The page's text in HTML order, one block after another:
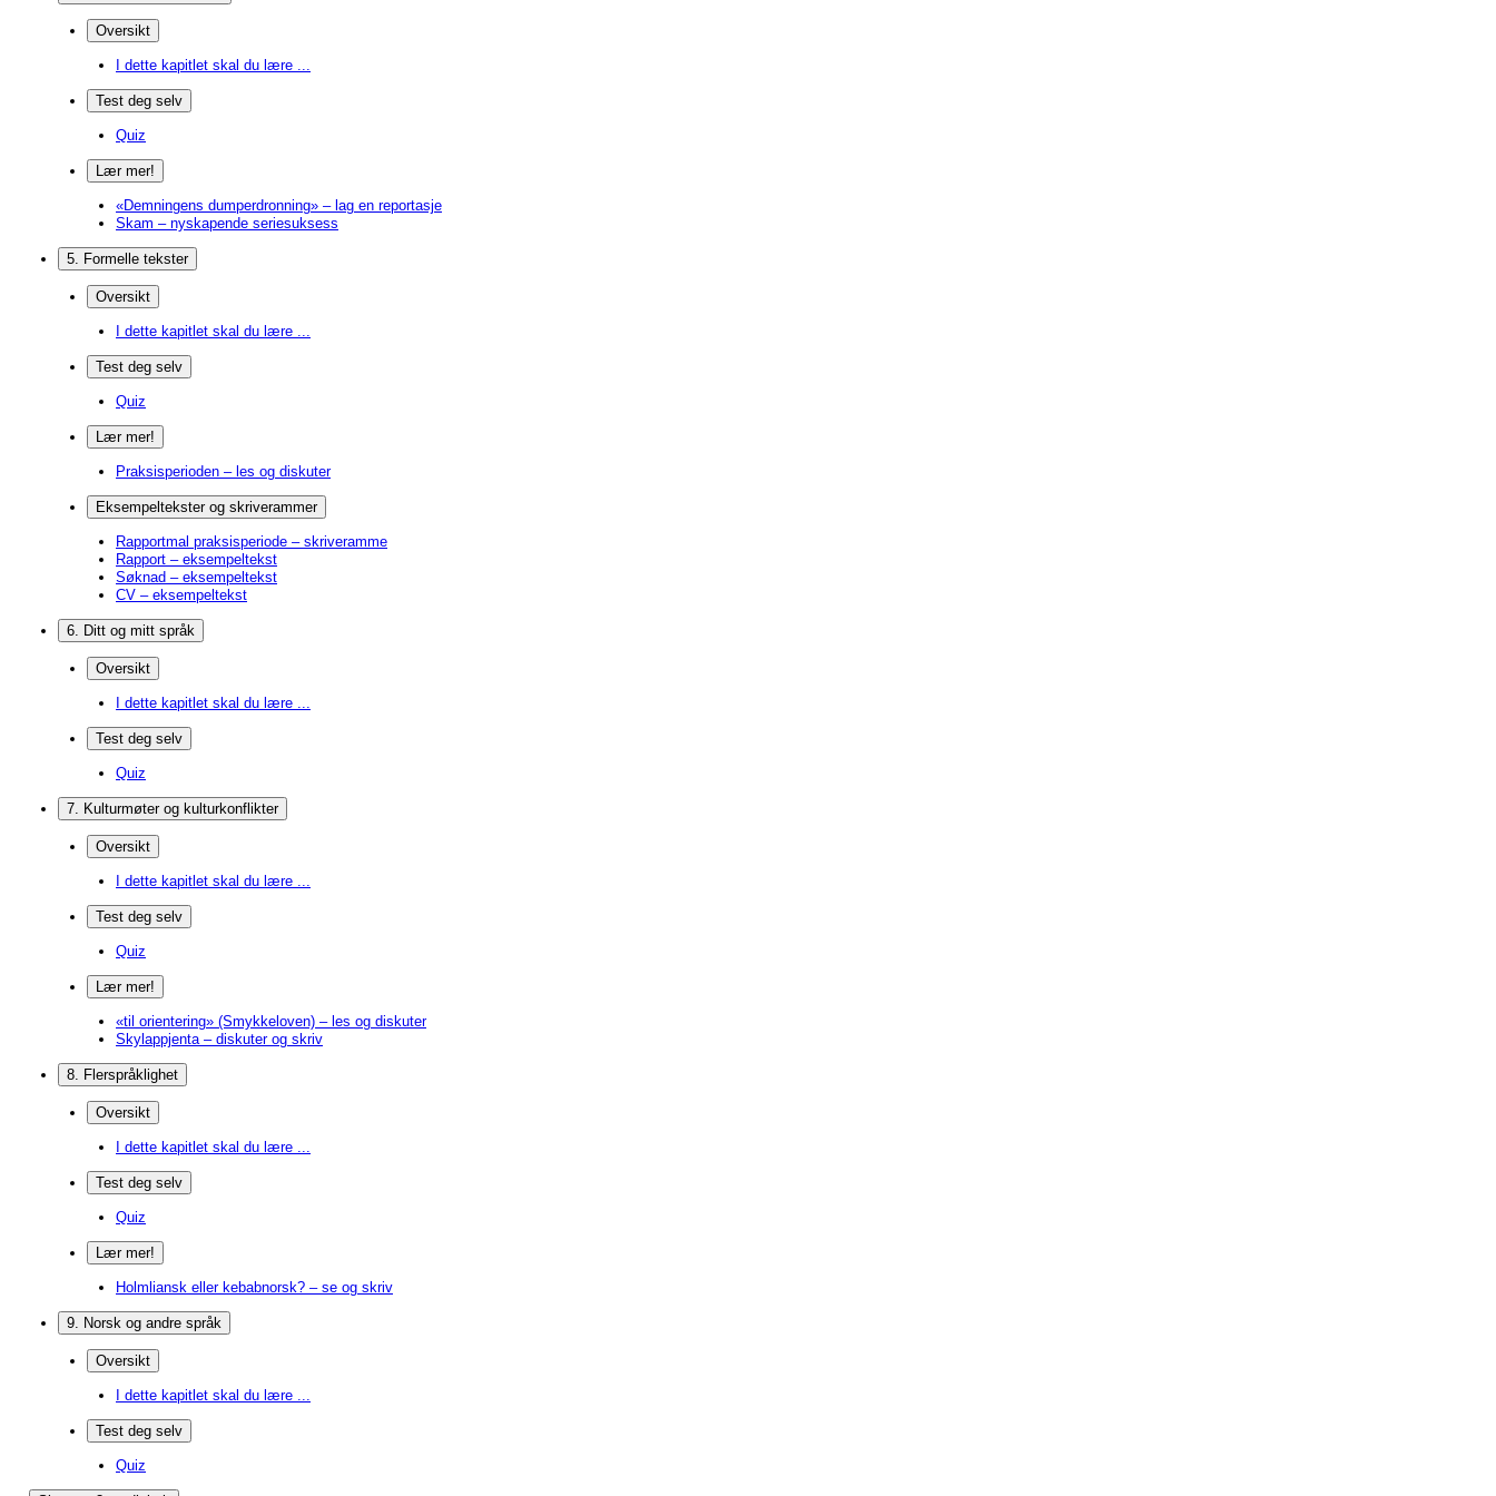
Oversikt
I dette kapitlet skal du lære ...
Test deg selv
Quiz
Lær mer!
«Demningens dumperdronning» – lag en reportasje
Skam – nyskapende seriesuksess
5. Formelle tekster
Oversikt
I dette kapitlet skal du lære ...
Test deg selv
Quiz
Lær mer!
Praksisperioden – les og diskuter
Eksempeltekster og skriverammer
Rapportmal praksisperiode – skriveramme
Rapport – eksempeltekst
Søknad – eksempeltekst
CV – eksempeltekst
6. Ditt og mitt språk
Oversikt
I dette kapitlet skal du lære ...
Test deg selv
Quiz
7. Kulturmøter og kulturkonflikter
Oversikt
I dette kapitlet skal du lære ...
Test deg selv
Quiz
Lær mer!
«til orientering» (Smykkeloven) – les og diskuter
Skylappjenta – diskuter og skriv
8. Flerspråklighet
Oversikt
I dette kapitlet skal du lære ...
Test deg selv
Quiz
Lær mer!
Holmliansk eller kebabnorsk? – se og skriv
9. Norsk og andre språk
Oversikt
I dette kapitlet skal du lære ...
Test deg selv
Quiz